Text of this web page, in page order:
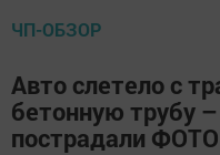
ЧП-ОБЗОР
Авто слетело с
бетонную трубу
пострадали ФОТО